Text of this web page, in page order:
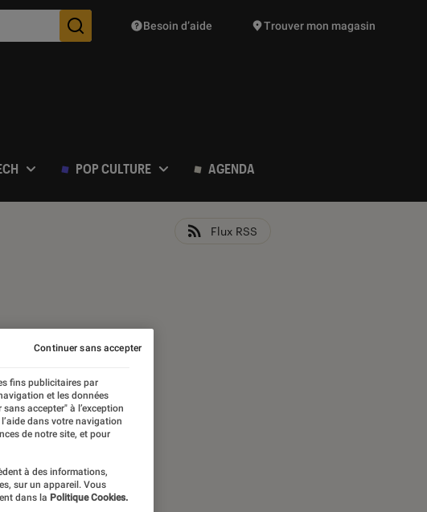
Des suggestions de produits vont vous être proposées
Besoin d’aide Trouver mon magasin
POP CULTURE AGENDA
Flux RSS
fins publicitaires par
et les données
accepter" à l’exception
dans votre navigation
de notre site, et pour
à des informations,
sur un appareil. Vous
dans la Politique Cookies.
Continuer sans accepter